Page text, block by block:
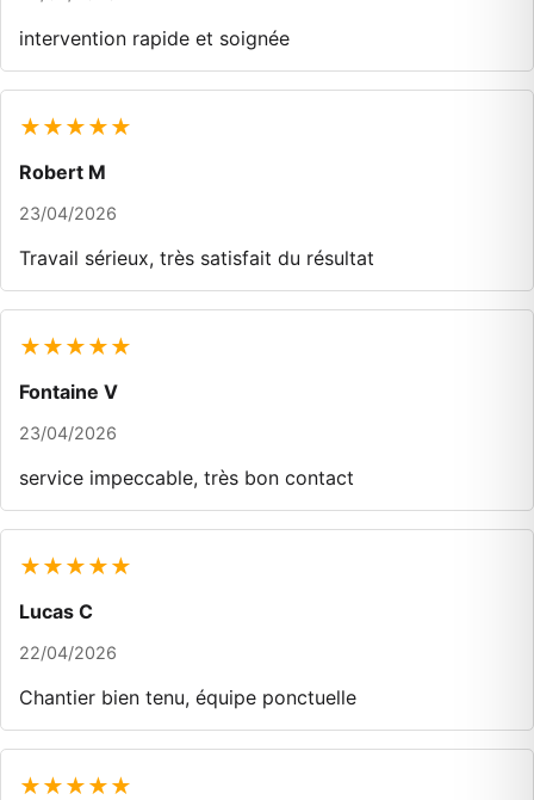
intervention rapide et soignée
★★★★★
Robert M
23/04/2026
Travail sérieux, très satisfait du résultat
★★★★★
Fontaine V
23/04/2026
service impeccable, très bon contact
★★★★★
Lucas C
22/04/2026
Chantier bien tenu, équipe ponctuelle
★★★★★